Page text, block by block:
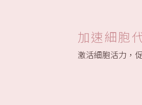
加速細胞
激活細胞活力，